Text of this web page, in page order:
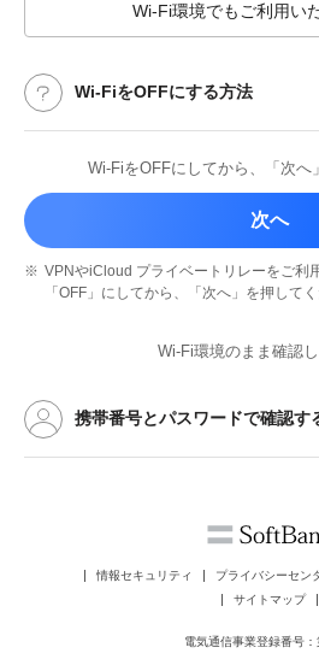
Wi-Fi環境でもご利用い
Wi-FiをOFFにする方法
Wi-FiをOFFにしてから、 「次
次へ
※ VPNやiCloud プライベートリレーを ご利
「OFF」にしてから、
「次へ」を押して
Wi-Fi環境のまま確認
携帯番号とパスワードで確認す
情報セキュリティ プライバシーセン
サイトマップ
電気通信事業登録番号